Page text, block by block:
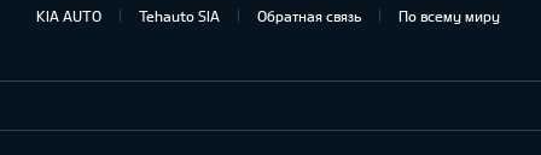
KIA AUTO Tehauto SIA Обратная связь По всему миру